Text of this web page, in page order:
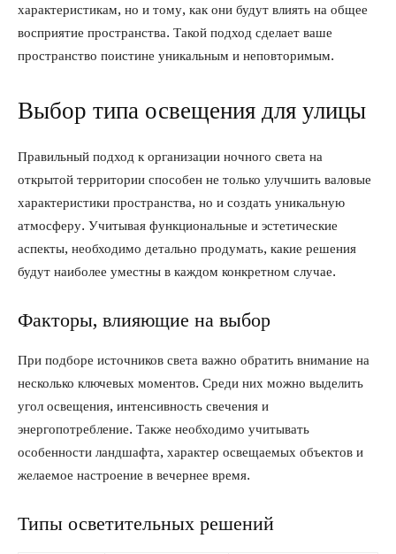
характеристикам, но и тому, как они будут влиять на общее
восприятие пространства. Такой подход сделает ваше
пространство поистине уникальным и неповторимым.
Выбор типа освещения для улицы
Правильный подход к организации ночного света на
открытой территории способен не только улучшить валовые
характеристики пространства, но и создать уникальную
атмосферу. Учитывая функциональные и эстетические
аспекты, необходимо детально продумать, какие решения
будут наиболее уместны в каждом конкретном случае.
Факторы, влияющие на выбор
При подборе источников света важно обратить внимание на
несколько ключевых моментов. Среди них можно выделить
угол освещения, интенсивность свечения и
энергопотребление. Также необходимо учитывать
особенности ландшафта, характер освещаемых объектов и
желаемое настроение в вечернее время.
Типы осветительных решений